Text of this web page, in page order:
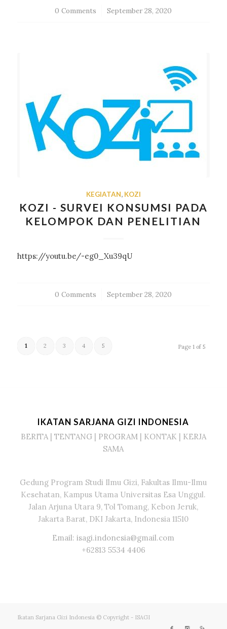
0 Comments
/ September 28, 2020
KEGIATAN, KOZI
KOZI - SURVEI KONSUMSI PADA
KELOMPOK DAN PENELITIAN
https://youtu.be/-eg0_Xu39qU
0 Comments
/ September 28, 2020
Page 1 of 5
1 2 3 4 5
IKATAN SARJANA GIZI INDONESIA
BERITA| TENTANG| PROGRAM | KONTAK | KERJA
SAMA
Gedung Program Studi Ilmu Gizi, Fakultas Ilmu-Ilmu
Kesehatan, Kampus Utama Universitas Esa Unggul.
Jalan Arjuna Utara 9, Tol Tomang, Kebon Jeruk,
Jakarta Barat, DKI Jakarta, Indonesia 11510
Email: isagi.indonesia@gmail.com
+62813 5534 4406
Ikatan Sarjana Gizi Indonesia © Copyright - ISAGI